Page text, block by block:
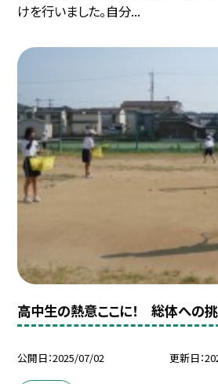
けを行いました。自分...
高中生の熱意ここに！ 総体への
公開日 2025/07/02 更新日